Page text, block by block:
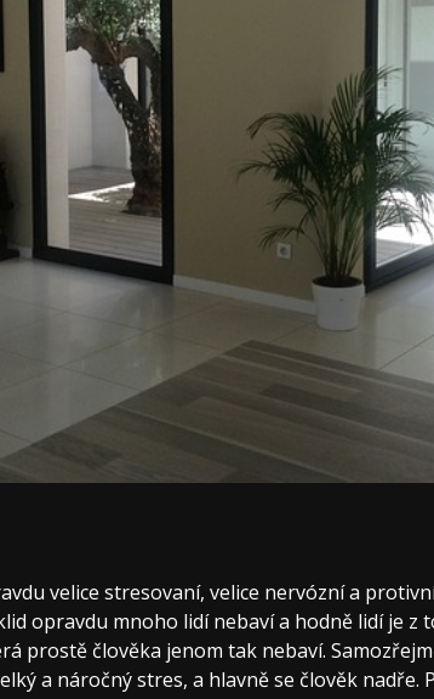
velice stresovaní, velice nervózní a
opravdu mnoho lidí nebaví a hodně lidí je z
prostě člověka jenom tak nebaví.
a náročný stres, a hlavně se člověk nadře.